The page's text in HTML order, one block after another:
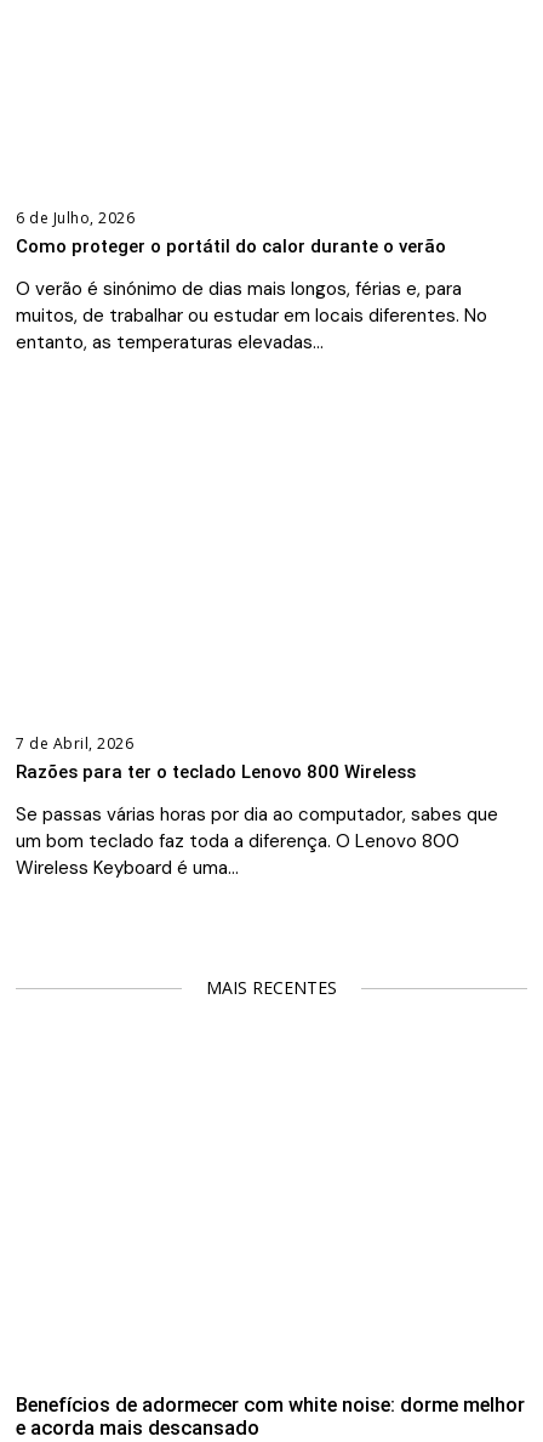
6 de Julho, 2026
Como proteger o portátil do calor durante o verão
O verão é sinónimo de dias mais longos, férias e, para
muitos, de trabalhar ou estudar em locais diferentes. No
entanto, as temperaturas elevadas…
7 de Abril, 2026
Razões para ter o teclado Lenovo 800 Wireless
Se passas várias horas por dia ao computador, sabes que
um bom teclado faz toda a diferença. O Lenovo 800
Wireless Keyboard é uma…
MAIS RECENTES
Benefícios de adormecer com white noise: dorme melhor
e acorda mais descansado